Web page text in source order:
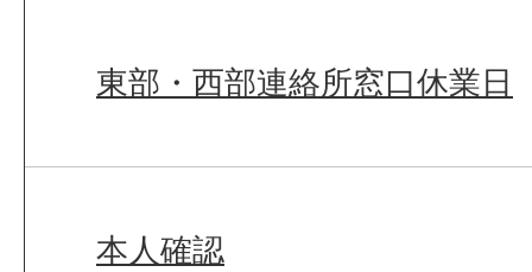
東部・西部連絡所窓口休業日
本人確認